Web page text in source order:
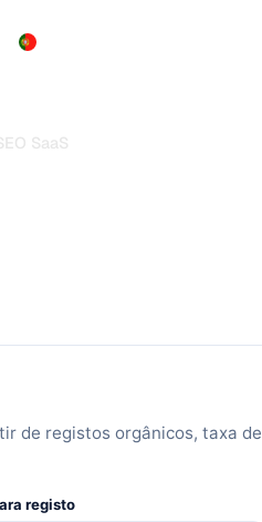
SaaS
de registos orgânicos, taxa de
registo